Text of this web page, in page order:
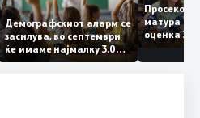
Демографскиот аларм се
засилува, во септември
ќе имаме најмалку 3.000
првачиња помалку
матура
оценка